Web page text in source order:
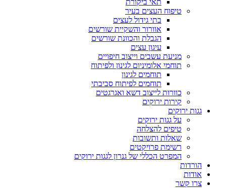
תאי ביקורת
טיפוח העצים בעיר
בתי גידול לעצים
אוורור והשקיית שורשים
הגבלת והכוונת שורשים
עיגון עצים
מניעת עשבים וייצוב חיפויים
תוחמי אלומיניום לגינון ולפיתוח
תוחמים לגינון
תוחמים לפיתוח סביבתי
כוורות לייצוב דשא ואגרגטים
קירות ירוקים
גגות ירוקים
על גגות ירוקים
טיפים להצלחה
שאלות ותשובות
רשימת פרויקטים
המפרט הכללי של גנרון לגגות ירוקים
הורדות
אודות
צרו קשר